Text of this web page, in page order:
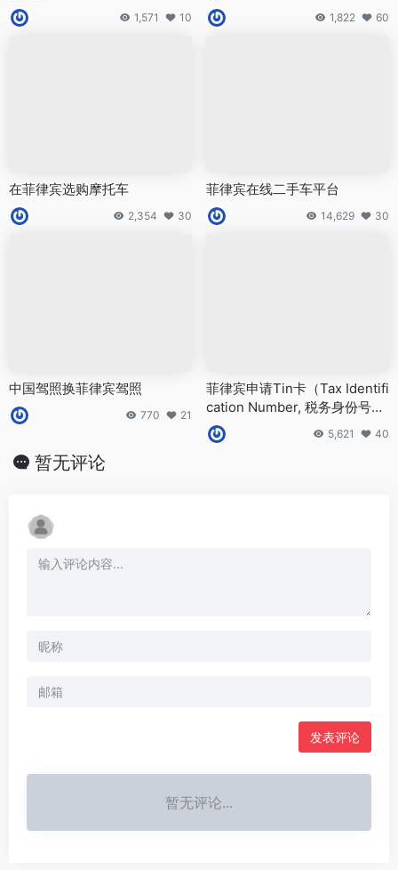
1,571 10 1,822 60
在菲律宾选购摩托车
2,354 30
菲律宾在线二手车平台
14,629 30
中国驾照换菲律宾驾照
770 21
菲律宾申请Tin卡（Tax Identifi
cation Number, 税务身份号码
卡）
5,621 40
暂无评论
发表评论
暂无评论...